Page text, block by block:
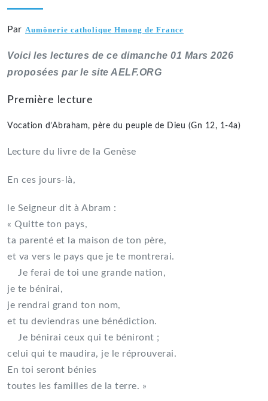
Par Aumônerie catholique Hmong de France
Voici les lectures de ce dimanche 01 Mars 2026
proposées par le site AELF.ORG
Première lecture
Vocation d’Abraham, père du peuple de Dieu (Gn 12, 1-4a)
Lecture du livre de la Genèse
En ces jours-là,
le Seigneur dit à Abram :
« Quitte ton pays,
ta parenté et la maison de ton père,
et va vers le pays que je te montrerai.
Je ferai de toi une grande nation,
je te bénirai,
je rendrai grand ton nom,
et tu deviendras une bénédiction.
Je bénirai ceux qui te béniront ;
celui qui te maudira, je le réprouverai.
En toi seront bénies
toutes les familles de la terre. »